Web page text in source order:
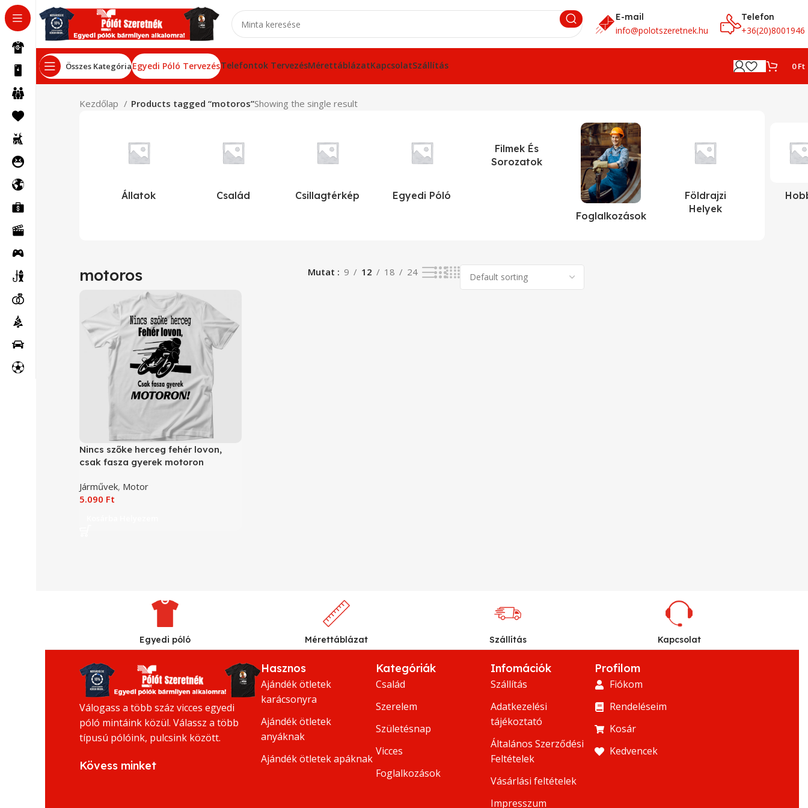
E-mail
info@polotszeretnek.hu
Telefon
+36(20)8001946
Összes KategóriaEgyedi Póló TervezésTelefontok TervezésMérettáblázatKapcsolatSzállítás 0Ft
Kezdőlap Products tagged “motoros”Showing the single result
Állatok Család Csillagtérkép Egyedi Póló
Filmek És
Sorozatok
Foglalkozások
Földrajzi
Helyek
motoros Mutat 9 12 18 24
Nincs szőke herceg fehér lovon,
csak fasza gyerek motoron
Járművek, Motor
5.090 Ft
Egyedi póló Mérettáblázat Szállítás Kapcsolat
Válogass a több száz vicces egyedi
póló mintáink közül. Válassz a több
típusú pólóink, pulcsink között.
Kövess minket
Hasznos
Ajándék ötletek
karácsonyra
Ajándék ötletek
anyáknak
Ajándék ötletek apáknak
Kategóriák
Család
Szerelem
Születésnap
Vicces
Foglalkozások
Infomációk
Szállítás
Adatkezelési
tájékoztató
Általános Szerződési
Feltételek
Vásárlási feltételek
Impresszum
Profilom
Fiókom
Rendeléseim
Kosár
Kedvencek